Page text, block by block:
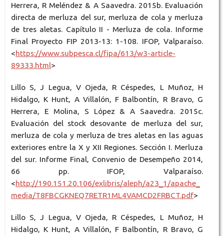
Herrera, R Meléndez & A Saavedra. 2015b. Evaluación
directa de merluza del sur, merluza de cola y merluza
de tres aletas. Capítulo II - Merluza de cola. Informe
Final Proyecto FIP 2013-13: 1-108. IFOP, Valparaíso.
<https://www.subpesca.cl/fipa/613/w3-article-
89333.html>
Lillo S, J Legua, V Ojeda, R Céspedes, L Muñoz, H
Hidalgo, K Hunt, A Villalón, F Balbontín, R Bravo, G
Herrera, E Molina, S López & A Saavedra. 2015c.
Evaluación del stock desovante de merluza del sur,
merluza de cola y merluza de tres aletas en las aguas
exteriores entre la X y XII Regiones. Sección I. Merluza
del sur. Informe Final, Convenio de Desempeño 2014,
66 pp. IFOP, Valparaíso.
<http://190.151.20.106/exlibris/aleph/a23_1/apache_
media/T8FBCGKNEQ7RETR1ML4VAMCD2FRBCT.pdf>
Lillo S, J Legua, V Ojeda, R Céspedes, L Muñoz, H
Hidalgo, K Hunt, A Villalón, F Balbontín, R Bravo, G